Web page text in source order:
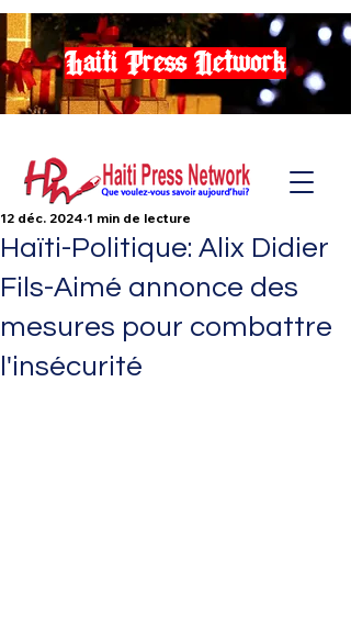
Haiti Press Network
Haïti-Politique: Alix Didier
Fils-Aimé annonce des
mesures pour combattre
l'insécurité
12 déc. 2024 1 min de lecture